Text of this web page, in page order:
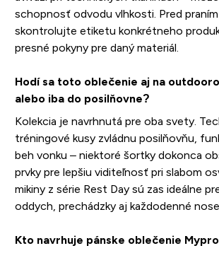
schopnosť odvodu vlhkosti. Pred
skontrolujte etiketu konkrétneho
presné pokyny pre daný materiál.
Hodí sa toto oblečenie aj na
alebo iba do posilňovne?
Kolekcia je navrhnutá pre oba svety.
tréningové kusy zvládnu posilňovňu,
beh vonku – niektoré šortky dokonca
prvky pre lepšiu viditeľnosť pri slabom
mikiny z série Rest Day sú zas ideálne
oddych, prechádzky aj každodenné
Kto navrhuje pánske oblečenie